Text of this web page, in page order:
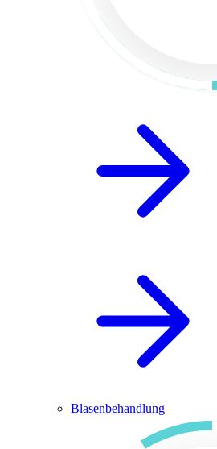
Blasenbehandlung